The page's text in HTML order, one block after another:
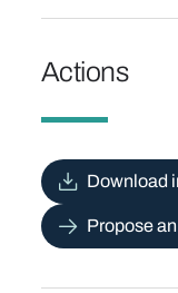
Actions
Download
Propose